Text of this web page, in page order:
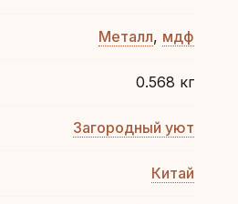
Металл, мдф
0.568 кг
Загородный уют
Китай